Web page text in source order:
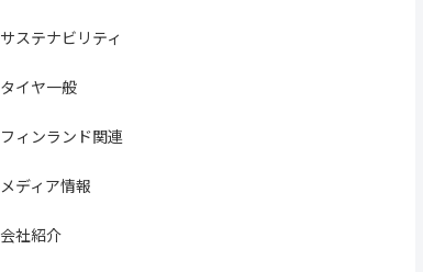
サステナビリティ
タイヤ一般
フィンランド関連
メディア情報
会社紹介